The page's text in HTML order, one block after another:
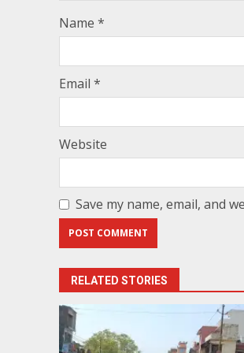
Name *
Email *
Website
Save my name, email, and
RELATED STORIES